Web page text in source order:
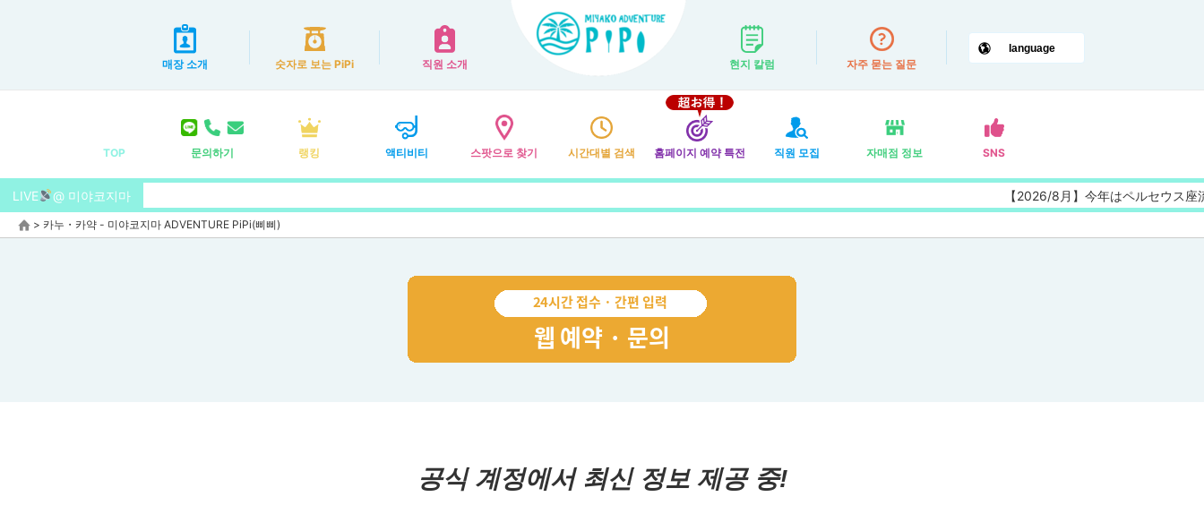
매장 소개 숫자로 보는 PiPi 직원 소개 현지 칼럼 자주 묻는 질문
TOP 문의하기 랭킹 액티비티 스팟으로 찾기 시간대별 검색 홈페이지 예약 특전 직원 모집 자매점 정보 SNS
LIVE @ 미야코지마 【2026/8月】今年はペルセウス座
> 카누・카약 - 미야코지마 ADVENTURE PiPi(삐삐)
공식 계정에서 최신 정보 제공 중!